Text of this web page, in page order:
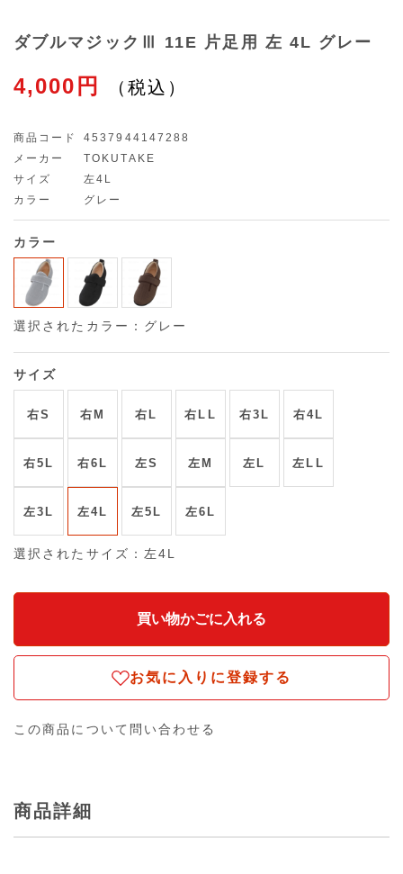
ダブルマジックⅢ 11E 片足用 左 4L グレー
4,000円
商品コード
4537944147288
メーカー
TOKUTAKE
サイズ
左4L
カラー
グレー
カラー
選択されたカラー：グレー
サイズ
右S 右M 右L 右LL 右3L 右4L
右5L 右6L 左S 左M 左L 左LL
左3L 左4L 左5L 左6L
選択されたサイズ：左4L
お気に入りに登録する
この商品について問い合わせる
商品詳細